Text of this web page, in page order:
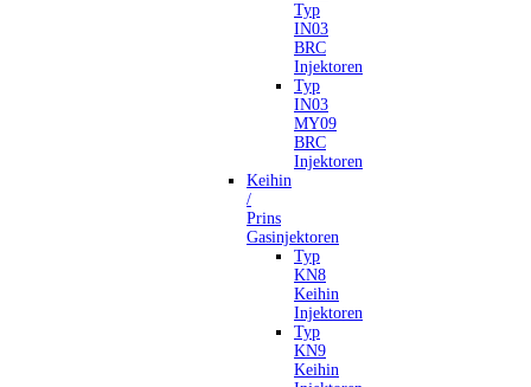
Typ
IN03
BRC
Injektoren
Typ
IN03
MY09
BRC
Injektoren
Keihin
/
Prins
Gasinjektoren
Typ
KN8
Keihin
Injektoren
Typ
KN9
Keihin